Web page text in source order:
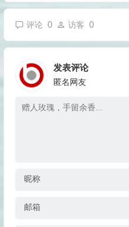
评论 0 访客 0
发表评论
匿名网友
昵称
邮箱